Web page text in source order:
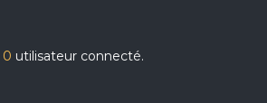
0 utilisateur connecté.